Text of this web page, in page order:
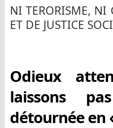
NI TERORISME, NI
ET DE JUSTICE
Odieux
laissons
détournée en